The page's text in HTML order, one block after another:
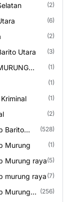
(2)
(6)
(2)
Utara (3)
(1)
(1)
(1)
(2)
Barito
(528)
Murung (1)
Murung raya(5)
murung raya (7)
Murung
(256)